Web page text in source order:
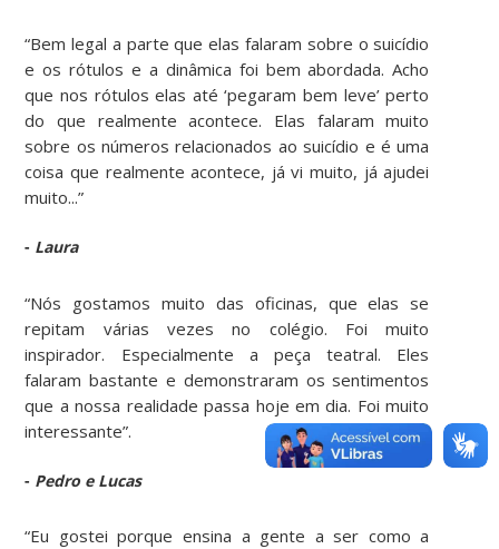
“Bem legal a parte que elas falaram sobre o suicídio
e os rótulos e a dinâmica foi bem abordada. Acho
que nos rótulos elas até ‘pegaram bem leve’ perto
do que realmente acontece. Elas falaram muito
sobre os números relacionados ao suicídio e é uma
coisa que realmente acontece, já vi muito, já ajudei
muito...”
- Laura
“Nós gostamos muito das oficinas, que elas se
repitam várias vezes no colégio. Foi muito
inspirador. Especialmente a peça teatral. Eles
falaram bastante e demonstraram os sentimentos
que a nossa realidade passa hoje em dia. Foi muito
interessante”.
- Pedro e Lucas
“Eu gostei porque ensina a gente a ser como a